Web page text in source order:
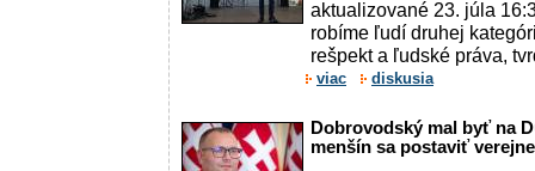
aktualizované 23. júla
robíme ľudí druhej
rešpekt a ľudské práva,
viac diskusia
Dobrovodský mal byť na
menšín sa postaviť